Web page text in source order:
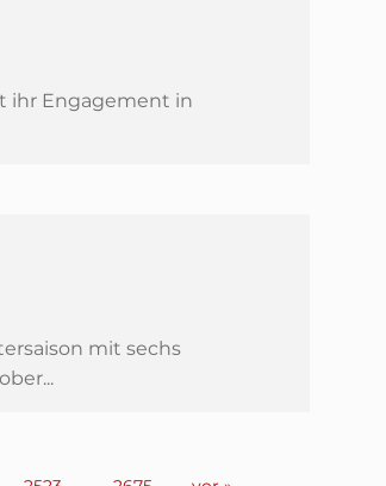
ihr Engagement in
mit sechs